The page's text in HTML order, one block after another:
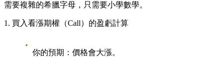
需要複雜的希臘字母，只需要小學數學。
1. 買入看漲期權（Call）的盈虧計算
你的預期 ：價格會大漲。